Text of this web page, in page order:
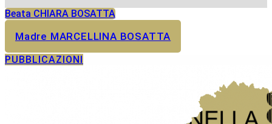
Beata CHIARA BOSATTA
Madre MARCELLINA BOSATTA
PUBBLICAZIONI